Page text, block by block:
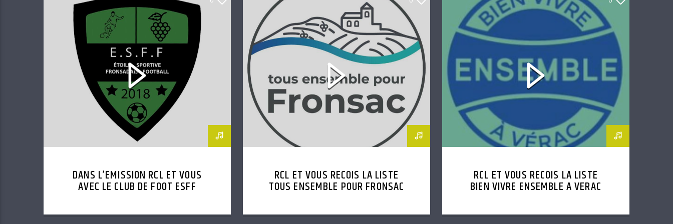
DANS L’EMISSION RCL ET VOUS
AVEC LE CLUB DE FOOT ESFF
RCL ET VOUS RECOIS LA LISTE
TOUS ENSEMBLE POUR FRONSAC
RCL ET VOUS RECOIS LA LISTE
BIEN VIVRE ENSEMBLE A VERAC